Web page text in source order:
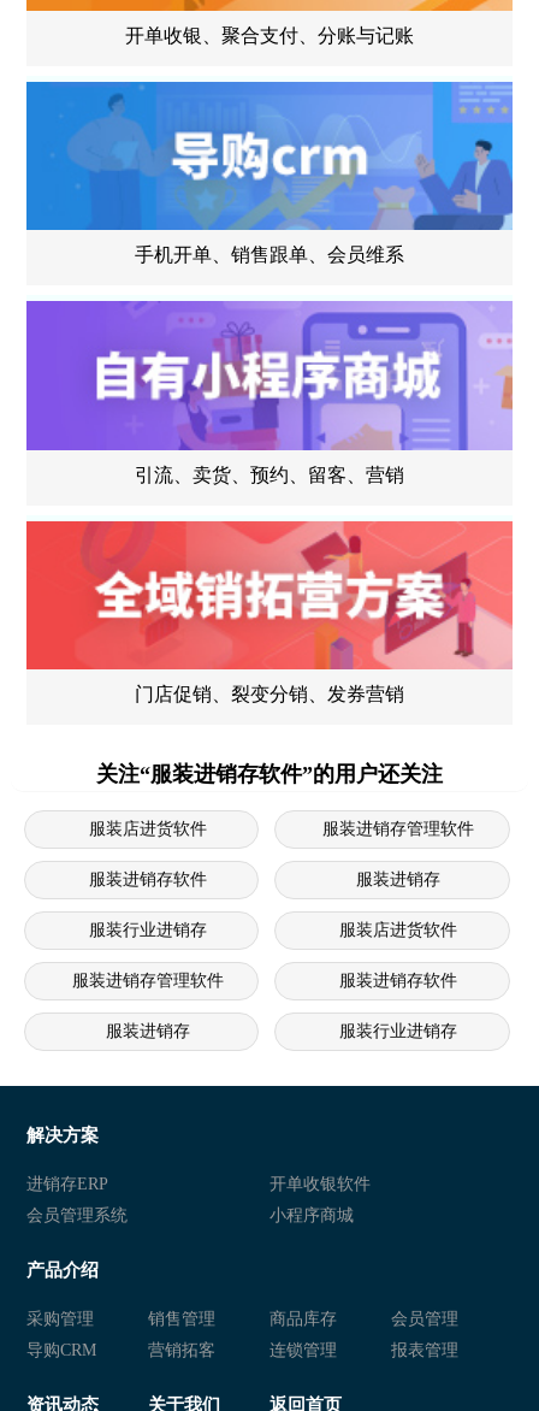
开单收银、聚合支付、分账与记账
手机开单、销售跟单、会员维系
引流、卖货、预约、留客、营销
门店促销、裂变分销、发券营销
关注“服装进销存软件”的用户还关注
服装店进货软件 服装进销存管理软件
服装进销存软件 服装进销存
服装行业进销存 服装店进货软件
服装进销存管理软件 服装进销存软件
服装进销存 服装行业进销存
服装店进销存软件 服装店连锁管理系统 服装连锁经营软件
连锁服装店进销存软件 服装销售管理系统 服装店管理系统
服装进销存软件 服装管理系统 服
服装行业进销存 服装进销存软件 服装行业管理软件
解决方案
进销存ERP
开单收银软件
会员管理系统
小程序商城
产品介绍
采购管理 销售管理 商品库存
会员管理
导购CRM
营销拓客 连锁管理 报表管理
资讯动态 关于我们 返回首页